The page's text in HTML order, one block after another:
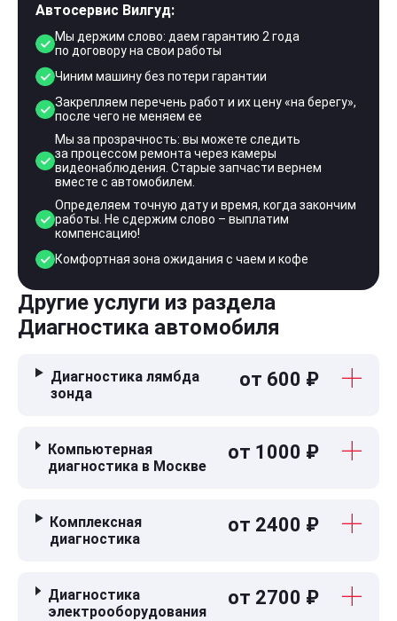
Автосервис Вилгуд:
Мы держим слово: даем гарантию 2 года
по договору на свои работы
Чиним машину без потери гарантии
Закрепляем перечень работ и их цену «на берегу»,
после чего не меняем ее
Мы за прозрачность: вы можете следить
за процессом ремонта через камеры
видеонаблюдения. Старые запчасти вернем
вместе с автомобилем.
Определяем точную дату и время, когда закончим
работы. Не сдержим слово – выплатим
компенсацию!
Комфортная зона ожидания с чаем и кофе
Другие услуги из раздела
Диагностика автомобиля
Диагностика лямбда
зонда
от 600 ₽
Компьютерная
диагностика в Москве
от 1000 ₽
Комплексная
диагностика
от 2400 ₽
Диагностика
электрооборудования
от 2700 ₽